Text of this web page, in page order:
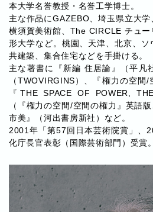
本大学名誉教授・名誉工学博士。
主な作品にGAZEBO、埼玉県立大学
横須賀美術館、The CIRCLE チュ
形大学など。桃園、天津、北京、
共建築、集合住宅などを手掛ける。
主な著書に『新編 住居論』（平凡
（TWOVIRGINS）、『権力の空間/
『THE SPACE OF POWER,
（『権力の空間/空間の権力』英語
市美』（河出書房新社）など。
2001年「第57回日本芸術院賞」、
化庁長官表彰（国際芸術部門）受賞。